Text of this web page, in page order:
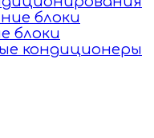
блоки
блоки
кондиционеры